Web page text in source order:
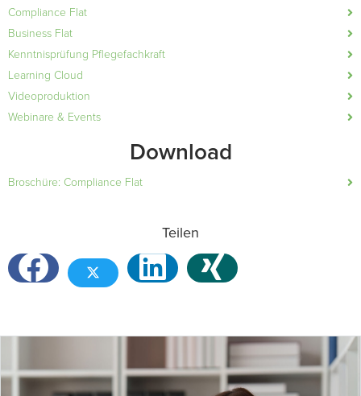
Compliance Flat
Business Flat
Kenntnisprüfung Pflegefachkraft
Learning Cloud
Videoproduktion
Webinare & Events
Download
Broschüre: Compliance Flat
Teilen